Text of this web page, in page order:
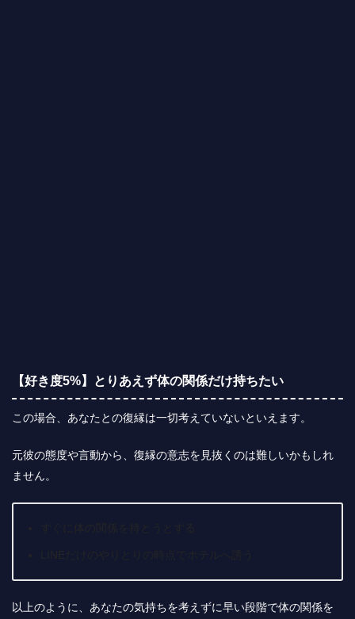
【好き度5%】とりあえず体の関係だけ持ちたい
この場合、あなたとの復縁は一切考えていないといえます。
元彼の態度や言動から、復縁の意志を見抜くのは難しいかもしれ
ません。
以上のように、あなたの気持ちを考えずに早い段階で体の関係を